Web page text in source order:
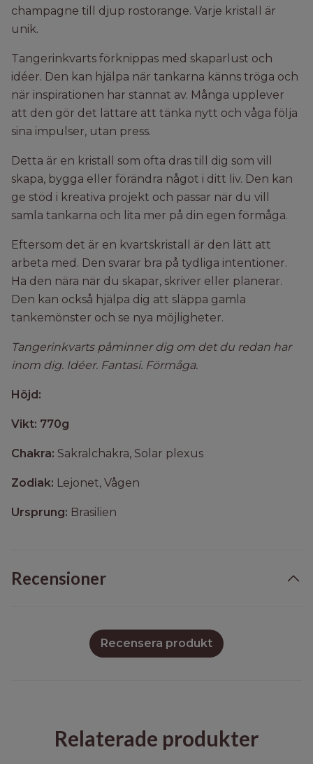
champagne till djup rostorange. Varje kristall är
unik.
Tangerinkvarts förknippas med skaparlust och
idéer. Den kan hjälpa när tankarna känns tröga och
när inspirationen har stannat av. Många upplever
att den gör det lättare att tänka nytt och våga följa
sina impulser, utan press.
Detta är en kristall som ofta dras till dig som vill
skapa, bygga eller förändra något i ditt liv. Den kan
ge stöd i kreativa projekt och passar när du vill
samla tankarna och lita mer på din egen förmåga.
Eftersom det är en kvartskristall är den lätt att
arbeta med. Den svarar bra på tydliga intentioner.
Ha den nära när du skapar, skriver eller planerar.
Den kan också hjälpa dig att släppa gamla
tankemönster och se nya möjligheter.
Tangerinkvarts påminner dig om det du redan har
inom dig. Idéer. Fantasi. Förmåga.
Höjd:
Vikt: 770g
Chakra: Sakralchakra, Solar plexus
Zodiak: Lejonet, Vågen
Ursprung: Brasilien
Recensioner
Recensera produkt
Relaterade produkter